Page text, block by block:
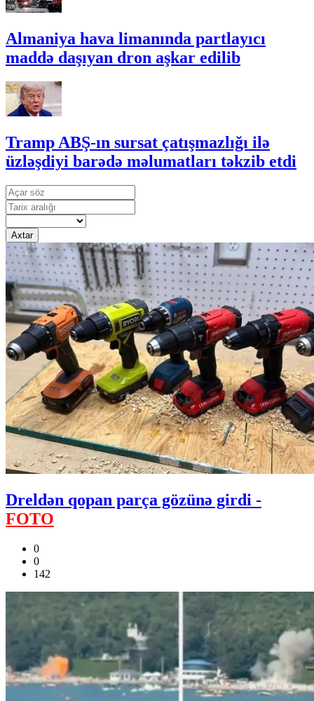
Almaniya hava limanında partlayıcı
maddə daşıyan dron aşkar edilib
Tramp ABŞ-ın sursat çatışmazlığı ilə
üzləşdiyi barədə məlumatları təkzib etdi
Axtar
Dreldən qopan parça gözünə girdi -
FOTO
0
0
142